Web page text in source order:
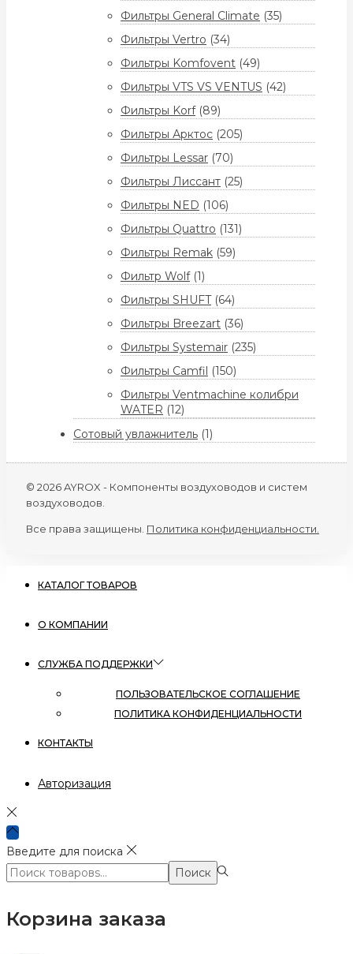
Фильтры General Climate (35)
Фильтры Vertro (34)
Фильтры Komfovent (49)
Фильтры VTS VS VENTUS (42)
Фильтры Korf (89)
Фильтры Арктос (205)
Фильтры Lessar (70)
Фильтры Лиссант (25)
Фильтры NED (106)
Фильтры Quattro (131)
Фильтры Remak (59)
Фильтр Wolf (1)
Фильтры SHUFT (64)
Фильтры Breezart (36)
Фильтры Systemair (235)
Фильтры Camfil (150)
Фильтры Ventmachine колибри
WATER (12)
Сотовый увлажнитель (1)
© 2026 AYROX - Компоненты воздуховодов и систем
воздуховодов.
Все права защищены. Политика конфиденциальности.
КАТАЛОГ ТОВАРОВ
О КОМПАНИИ
СЛУЖБА ПОДДЕРЖКИ
ПОЛЬЗОВАТЕЛЬСКОЕ СОГЛАШЕНИЕ
ПОЛИТИКА КОНФИДЕНЦИАЛЬНОСТИ
КОНТАКТЫ
Авторизация
Введите для поиска
Поиск:>
Поиск
Корзина заказа